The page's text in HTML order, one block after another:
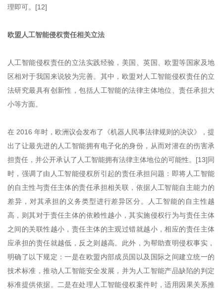
理即可。[12]
欧盟人工智能侵权责任相关立法
人工智能侵权责任的立法实践经验，美国、英国、欧盟等国家及地
区相对于我国来说较为完善。其中，欧盟对人工智能侵权责任的立
法研究最具有创新性，包括人工智能的法律主体地位、责任承担大
小等方面。
在 2016 年时，欧洲议会发布了《机器人民事法律规则的决议》，提
出了让最先进的人工智能拥有电子化的身份，从而对潜在的伤害承
担责任，并公开承认了人工智能拥有法律主体地位的可能性。[13]同
时，强调了由人工智能侵权所引起的责任承担问题：即将人工智能
的自主性与责任主体的责任承担相关联，依据人工智能自主能力的
差异，对其承担的义务类型进行差异区分。人工智能的自主性越
高，则其对于责任主体的依赖性越小，其实施侵权行为与责任主体
之间的关联性越小，责任主体的主观过错就越小，相应的责任主体
应承担的责任就越低，反之则越高。此外，为帮助查明侵权事实，
明确了以下规定：一是在欧盟内部成员国以及国际之间建立统一的
技术标准，推动人工智能安全发展，并为人工智能产品缺陷的判定
标准提供依据。二是在处理人工智能侵权案件时，适用因果关系推